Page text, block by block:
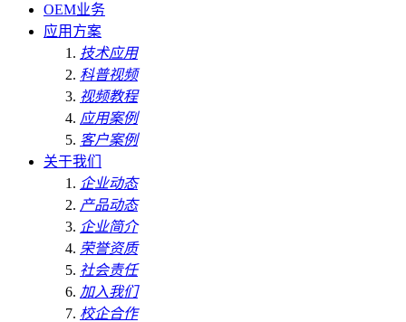
OEM业务
应用方案
技术应用
科普视频
视频教程
应用案例
客户案例
关于我们
企业动态
产品动态
企业简介
荣誉资质
社会责任
加入我们
校企合作